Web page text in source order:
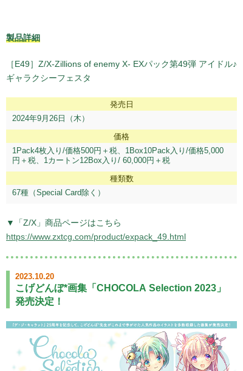
2013.02.27
でじこたちがツイッターを始めたようです
2013.02.08
｢デ・ジ・キャラット15周年プロジェクト｣
始動！
製品詳細
［E49］Z/X-Zillions of enemy X- EXパック第49弾 アイドル♪
ギャラクシーフェスタ
発売日
2024年9月26日（木）
価格
1Pack4枚入り/価格500円＋税、1Box10Pack入り/価格5,000
円＋税、1カートン12Box入り/ 60,000円＋税
種類数
67種（Special Card除く）
▼「Z/X」商品ページはこちら
https://www.zxtcg.com/product/expack_49.html
2023.10.20
こげどんぼ*画集「CHOCOLA Selection 2023」
発売決定！